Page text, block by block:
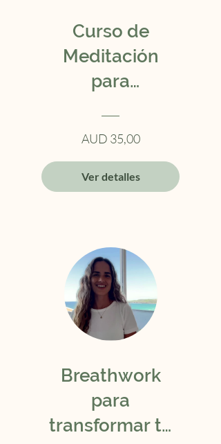
Curso de
Meditación
para
AUD 35,00
Ver detalles
Breathwork
para
transformar tu